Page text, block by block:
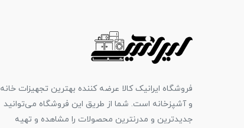
فروشگاه ایرانیک کالا عرضه کننده بهترین تجهیزات خانه
و آشپزخانه است. شما از طریق این فروشگاه می‌توانید
جدیدترین و مدرنترین محصولات را مشاهده و تهیه